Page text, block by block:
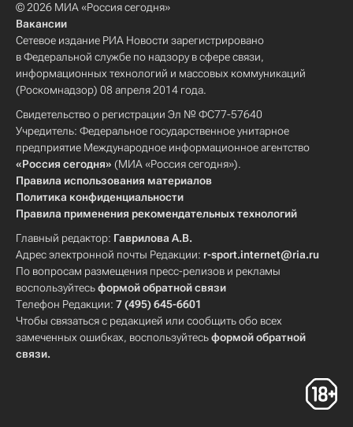
© 2026 МИА «Россия сегодня»
Вакансии
Сетевое издание РИА Новости зарегистрировано
в Федеральной службе по надзору в сфере связи,
информационных технологий и массовых коммуникаций
(Роскомнадзор) 08 апреля 2014 года.
Свидетельство о регистрации Эл № ФС77-57640
Учредитель: Федеральное государственное унитарное
предприятие Международное информационное агентство
«Россия сегодня» (МИА «Россия сегодня»).
Правила использования материалов
Политика конфиденциальности
Правила применения рекомендательных технологий
Главный редактор: Гаврилова А.В.
Адрес электронной почты Редакции: r-sport.internet@ria.ru
По вопросам размещения пресс-релизов и рекламы
воспользуйтесьформой обратной связи
Телефон Редакции: 7 (495) 645-6601
Чтобы связаться с редакцией или сообщить обо всех
замеченных ошибках, воспользуйтесьформой обратной
связи.